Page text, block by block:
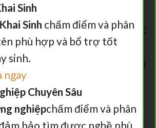
Quản Lý Cảm Xúc Lại Quan
bao giờ cảm thấy như cảm xúc
bạn thay vì bạn điều khiển
cơn giận dữ bùng nổ, nỗi buồn
lo lắng không ngừng có thể
trọng đến cuộc sống […]
Sinh
Sinh chấm điểm và phân
phù hợp và bổ trợ tốt
sinh.
ngay
Chuyên Sâu
nghiệpchấm điểm và phân
bảo tìm được nghề phù